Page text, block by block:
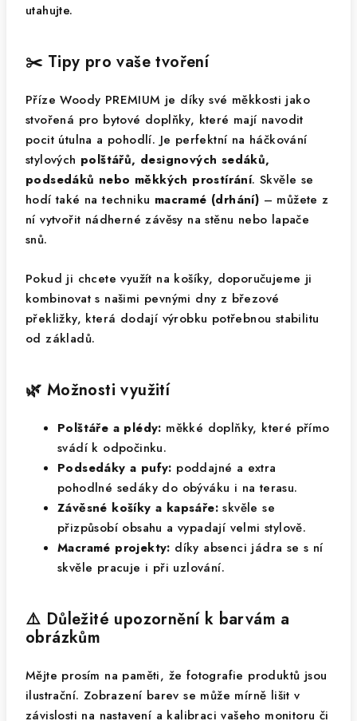
utahujte.
✂️ Tipy pro vaše tvoření
Příze Woody PREMIUM je díky své měkkosti jako
stvořená pro bytové doplňky, které mají navodit
pocit útulna a pohodlí. Je perfektní na háčkování
stylových polštářů, designových sedáků,
podsedáků nebo měkkých prostírání. Skvěle se
hodí také na techniku macramé (drhání) – můžete z
ní vytvořit nádherné závěsy na stěnu nebo lapače
snů.
Pokud ji chcete využít na košíky, doporučujeme ji
kombinovat s našimi pevnými dny z březové
překližky, která dodají výrobku potřebnou stabilitu
od základů.
🌿 Možnosti využití
Polštáře a plédy: měkké doplňky, které přímo
svádí k odpočinku.
Podsedáky a pufy: poddajné a extra
pohodlné sedáky do obýváku i na terasu.
Závěsné košíky a kapsáře: skvěle se
přizpůsobí obsahu a vypadají velmi stylově.
Macramé projekty: díky absenci jádra se s ní
skvěle pracuje i při uzlování.
⚠️ Důležité upozornění k barvám a
obrázkům
Mějte prosím na paměti, že fotografie produktů jsou
ilustrační. Zobrazení barev se může mírně lišit v
závislosti na nastavení a kalibraci vašeho monitoru či